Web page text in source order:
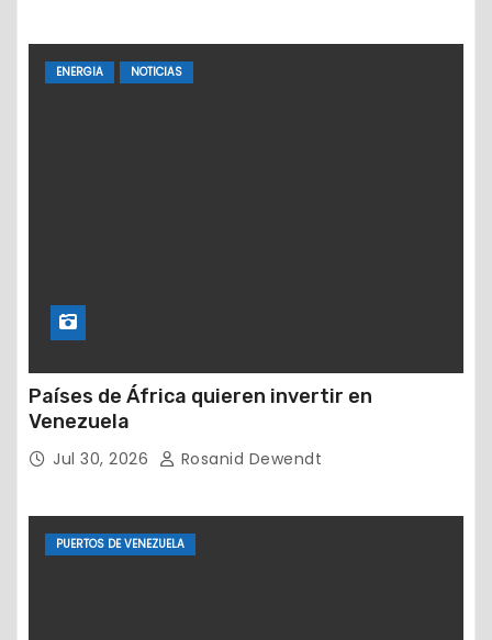
ENERGIA NOTICIAS
Países de África quieren invertir en
Venezuela
Jul 30, 2026 Rosanid Dewendt
PUERTOS DE VENEZUELA